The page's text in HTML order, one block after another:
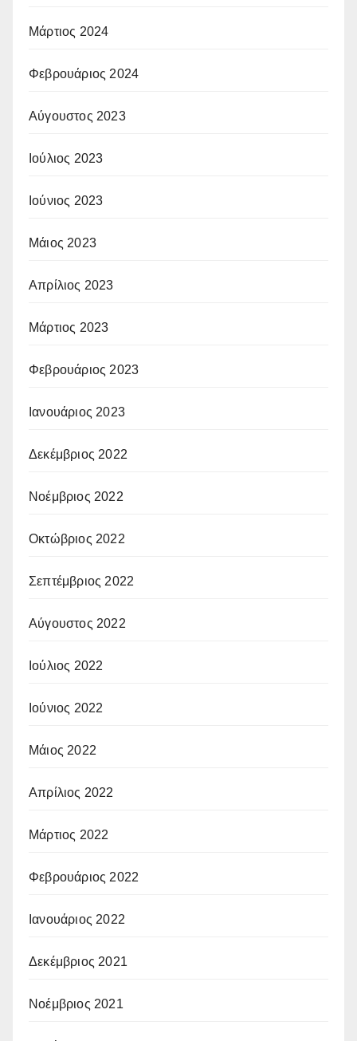
Μάρτιος 2024
Φεβρουάριος 2024
Αύγουστος 2023
Ιούλιος 2023
Ιούνιος 2023
Μάιος 2023
Απρίλιος 2023
Μάρτιος 2023
Φεβρουάριος 2023
Ιανουάριος 2023
Δεκέμβριος 2022
Νοέμβριος 2022
Οκτώβριος 2022
Σεπτέμβριος 2022
Αύγουστος 2022
Ιούλιος 2022
Ιούνιος 2022
Μάιος 2022
Απρίλιος 2022
Μάρτιος 2022
Φεβρουάριος 2022
Ιανουάριος 2022
Δεκέμβριος 2021
Νοέμβριος 2021